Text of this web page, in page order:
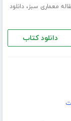
معماری سبز،دانلود
دانلود کتاب